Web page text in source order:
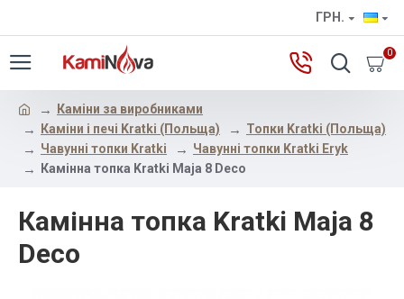
ГРН.
0
Каміни за виробниками
Каміни і печі Kratki (Польща)
Топки Kratki (Польща)
Чавунні топки Kratki
Чавунні топки Kratki Eryk
Камінна топка Kratki Maja 8 Deco
Камінна топка Kratki Maja 8
Deco